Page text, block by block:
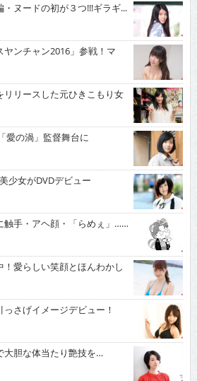
ヌードの初が３つ!!!ギラギ...
ンチャン2016」参戦！マ
リースした元ひきこもり女
の渦」監督舞台に
少女がDVDデビュー
手・アヘ顔・「らめぇ」……
愛らしい笑顔とほんわかし
さげイメージデビュー！
胆な体当たり艶技を…